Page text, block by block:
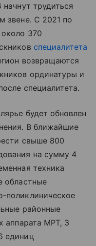
трудиться
звене. С 2021 по
370
специалитета
возвращаются
ординатуры и
специалитета.
будет обновлен
В ближайшие
свыше 800
на сумму 4
техника
областные
поликлиническое
районные
аппарата МРТ, 3
единиц